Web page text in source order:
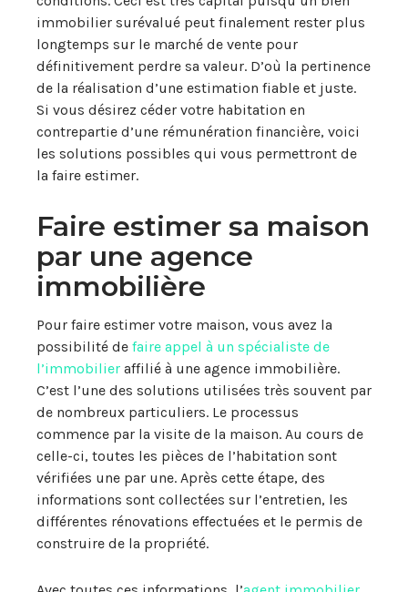
immobilier surévalué peut finalement rester plus
longtemps sur le marché de vente pour
définitivement perdre sa valeur. D’où la pertinence
de la réalisation d’une estimation fiable et juste.
Si vous désirez céder votre habitation en
contrepartie d’une rémunération financière, voici
les solutions possibles qui vous permettront de
la faire estimer.
Faire estimer sa maison
par une agence
immobilière
Pour faire estimer votre maison, vous avez la
possibilité de faire appel à un spécialiste de
l’immobilier affilié à une agence immobilière.
C’est l’une des solutions utilisées très souvent par
de nombreux particuliers. Le processus
commence par la visite de la maison. Au cours de
celle-ci, toutes les pièces de l’habitation sont
vérifiées une par une. Après cette étape, des
informations sont collectées sur l’entretien, les
différentes rénovations effectuées et le permis de
construire de la propriété.